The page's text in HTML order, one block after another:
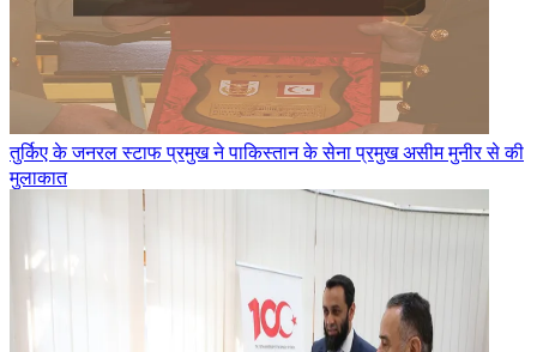
तुर्किए के जनरल स्टाफ प्रमुख ने पाकिस्तान के सेना प्रमुख असीम मुनीर से की
मुलाकात